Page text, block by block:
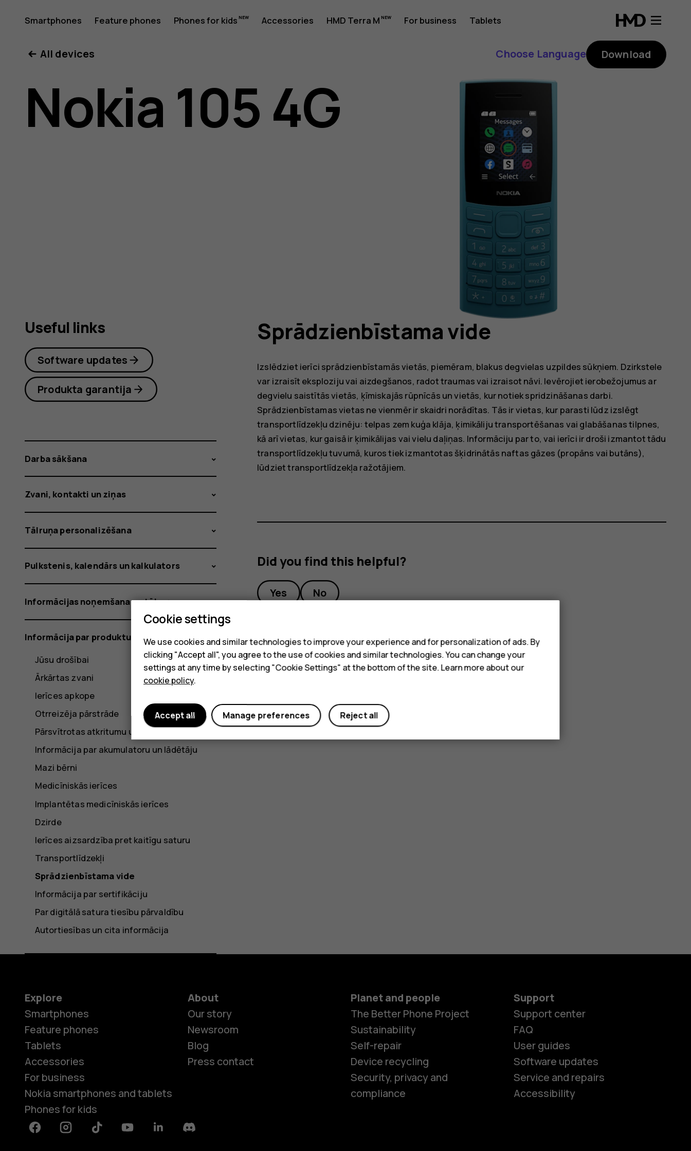
Nokia
105
4G
guide
Smartphones Feature phones Phones for kids Accessories HMD Terra M For business Tablets
Smartphones
All devices Choose Language Download
Nokia 105 4G
Sprādzienbīstama vide
Izslēdziet ierīci sprādzienbīstamās vietās, piemēram, blakus degvielas uzpildes sūkņiem. Dzirkstele
var izraisīt eksploziju vai aizdegšanos, radot traumas vai izraisot nāvi. Ievērojiet ierobežojumus ar
degvielu saistītās vietās, ķīmiskajās rūpnīcās un vietās, kur notiek spridzināšanas darbi.
Sprādzienbīstamas vietas ne vienmēr ir skaidri norādītas. Tās ir vietas, kur parasti lūdz izslēgt
transportlīdzekļu dzinēju: telpas zem kuģa klāja, ķimikāliju transportēšanas vai glabāšanas tilpnes,
kā arī vietas, kur gaisā ir ķimikālijas vai vielu daļiņas. Informāciju par to, vai ierīci ir droši izmantot tādu
transportlīdzekļu tuvumā, kuros tiek izmantotas šķidrinātās naftas gāzes (propāns vai butāns),
lūdziet transportlīdzekļa ražotājiem.
Did you find this helpful?
Yes No
Useful links
Software updates
Produkta garantija
Darba sākšana
Zvani, kontakti un ziņas
Tālruņa personalizēšana
Pulkstenis, kalendārs un kalkulators
Informācijas noņemšana no tālruņa
Informācija par produktu un drošību
Jūsu drošībai
Ārkārtas zvani
Ierīces apkope
Otrreizēja pārstrāde
Pārsvītrotas atkritumu urnas simbols
Informācija par akumulatoru un lādētāju
Mazi bērni
Medicīniskās ierīces
Implantētas medicīniskās ierīces
Dzirde
Ierīces aizsardzība pret kaitīgu saturu
Transportlīdzekļi
Sprādzienbīstama vide
Informācija par sertifikāciju
Par digitālā satura tiesību pārvaldību
Autortiesības un cita informācija
Explore
Smartphones
Feature phones
Tablets
Accessories
For business
Nokia smartphones and tablets
Phones for kids
About
Our story
Newsroom
Blog
Press contact
Planet and people
The Better Phone Project
Sustainability
Self-repair
Device recycling
Security, privacy and
compliance
Support
Support center
FAQ
User guides
Software updates
Service and repairs
Accessibility
FacebookInstagramTiktok YoutubeLinkedinDiscord
Cookie settings
We use cookies and similar technologies to improve your experience and for personalization of ads. By
clicking "Accept all", you agree to the use of cookies and similar technologies. You can change your
settings at any time by selecting "Cookie Settings" at the bottom of the site. Learn more about our
cookie policy.
Reject all
Manage preferences
Accept all